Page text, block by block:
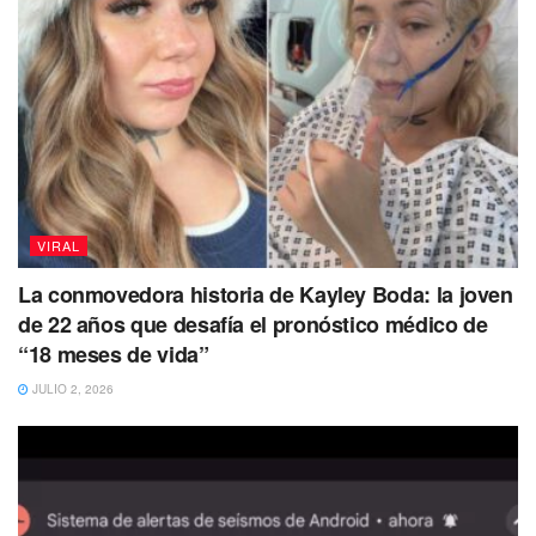
“Tan feliz de que esté en casa a salvo”, dijo
el refugio.
También te puede interesar Leer
VIRAL
La conmovedora historia de Kayley Boda: la joven
de 22 años que desafía el pronóstico médico de
“18 meses de vida”
JULIO 2, 2026